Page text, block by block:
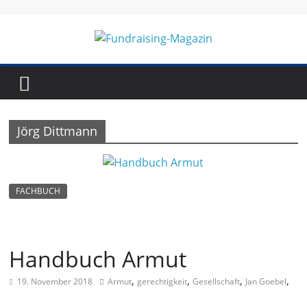
Fundraising-
Magazin
e
n
Jörg Dittmann
FACHBUCH
Handbuch Armut
19. November 2018 Armut, gerechtigkeit,Gesellschaft, Jan Goebel,